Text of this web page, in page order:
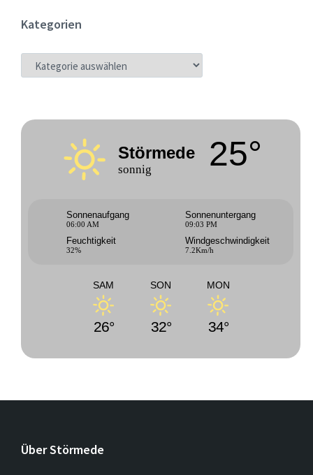
Kategorien
KATEGORIEN
Störmede
sonnig 25°
Sonnenaufgang
06:00 AM
Sonnenuntergang
09:03 PM
Feuchtigkeit
32%
Windgeschwindigkeit
7.2Km/h
SAM
26°
SON
32°
MON
34°
Über Störmede